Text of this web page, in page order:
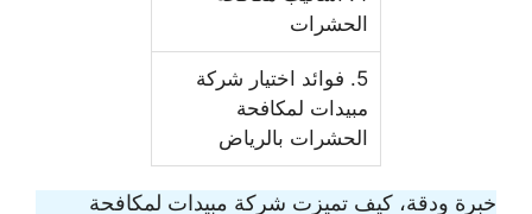
الحشرات
5. فوائد اختيار شركة
مبيدات لمكافحة
الحشرات بالرياض
خبرة ودقة، كيف تميزت شركة مبيدات لمكافحة